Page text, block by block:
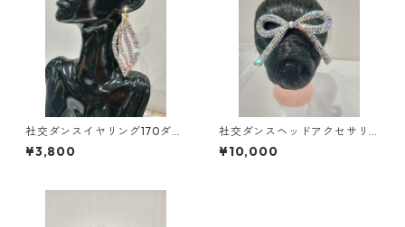
社交ダンスイヤリング170ダン
スアクセサリーベリーダンス
ブライダルアクセサリー
¥3,800
社交ダンスヘッドアクセサリ
ーHA-54中ダンスアクセサリ
ーベリーダンスブライダルア
¥10,000